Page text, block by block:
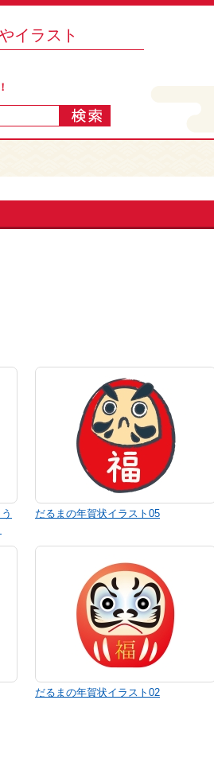
イラスト
だるまの年賀状イラスト05
だるまの年賀状イラスト02